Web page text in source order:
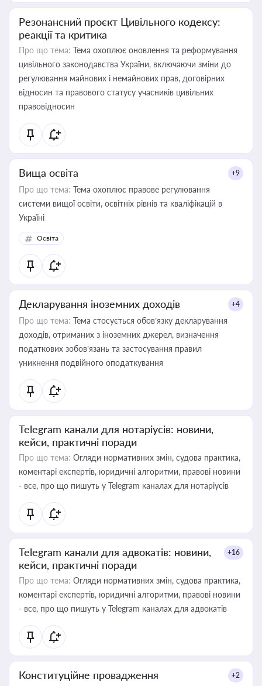
Резонансний проєкт Цивільного кодексу:
реакції та критика
Про що тема: Тема охоплює оновлення та реформування
цивільного законодавства України, включаючи зміни до
регулювання майнових і немайнових прав, договірних
відносин та правового статусу учасників цивільних
правовідносин
Вища освіта +9
Про що тема: Тема охоплює правове регулювання
системи вищої освіти, освітніх рівнів та кваліфікацій в
Україні
Освіта
Декларування іноземних доходів +4
Про що тема: Тема стосується обов’язку декларування
доходів, отриманих з іноземних джерел, визначення
податкових зобов’язань та застосування правил
уникнення подвійного оподаткування
Telegram канали для нотаріусів: новини,
кейси, практичні поради
Про що тема: Огляди нормативних змін, судова практика,
коментарі експертів, юридичні алгоритми, правові новини
- все, про що пишуть у Telegram каналах для нотаріусів
Telegram канали для адвокатів: новини,
кейси, практичні поради
+16
Про що тема: Огляди нормативних змін, судова практика,
коментарі експертів, юридичні алгоритми, правові новини
- все, про що пишуть у Telegram каналах для адвокатів
Конституційне провадження +2